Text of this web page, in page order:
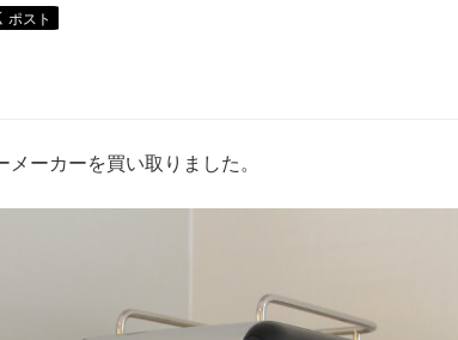
ーカーを買い取りました。